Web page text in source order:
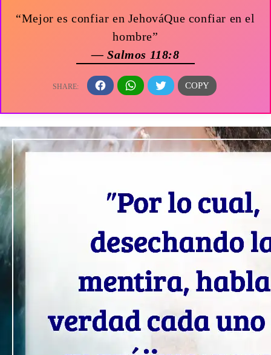
“Mejor es confiar en JehováQue confiar en el
hombre”
— Salmos 118:8